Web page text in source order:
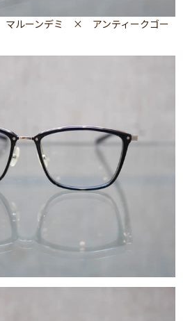
ルーンデミ × アンティークゴー